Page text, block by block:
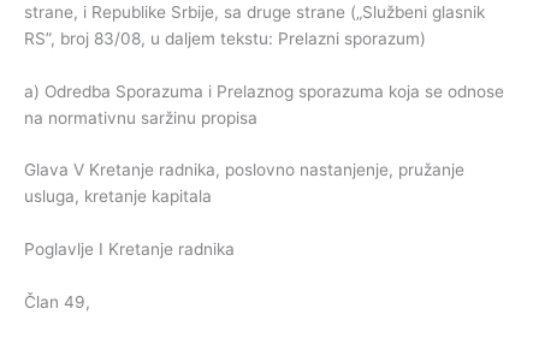
strane, i Republike Srbije, sa druge strane („Službeni glasnik
RS”, broj 83/08, u daljem tekstu: Prelazni sporazum)
a) Odredba Sporazuma i Prelaznog sporazuma koja se odnose
na normativnu saržinu propisa
Glava V Kretanje radnika, poslovno nastanjenje, pružanje
usluga, kretanje kapitala
Poglavlje I Kretanje radnika
Član 49,